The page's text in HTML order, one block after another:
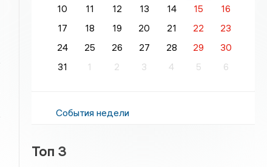
10
11 12 13 14 15
16
17
18 19 20 21 22
23
24
25 26 27 28 29
30
31
1 2 3 4 5 6
События недели
Топ 3